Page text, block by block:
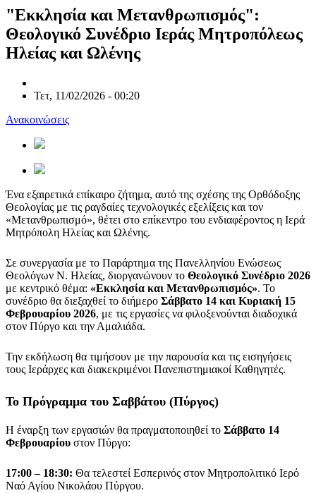
"Εκκλησία και Μετανθρωπισμός":
Θεολογικό Συνέδριο Ιεράς Μητροπόλεως
Ηλείας και Ωλένης
Τετ, 11/02/2026 - 00:20
Ανακοινώσεις
Ένα εξαιρετικά επίκαιρο ζήτημα, αυτό της σχέσης της Ορθόδοξης
Θεολογίας με τις ραγδαίες τεχνολογικές εξελίξεις και τον
«Μετανθρωπισμό», θέτει στο επίκεντρο του ενδιαφέροντος η Ιερά
Μητρόπολη Ηλείας και Ωλένης.
Σε συνεργασία με το Παράρτημα της Πανελληνίου Ενώσεως
Θεολόγων Ν. Ηλείας, διοργανώνουν το Θεολογικό Συνέδριο 2026
με κεντρικό θέμα: «Εκκλησία και Μετανθρωπισμός». Το
συνέδριο θα διεξαχθεί το διήμερο Σάββατο 14 και Κυριακή 15
Φεβρουαρίου 2026, με τις εργασίες να φιλοξενούνται διαδοχικά
στον Πύργο και την Αμαλιάδα.
Την εκδήλωση θα τιμήσουν με την παρουσία και τις εισηγήσεις
τους Ιεράρχες και διακεκριμένοι Πανεπιστημιακοί Καθηγητές.
Το Πρόγραμμα του Σαββάτου (Πύργος)
Η έναρξη των εργασιών θα πραγματοποιηθεί το Σάββατο 14
Φεβρουαρίου στον Πύργο:
17:00 – 18:30: Θα τελεστεί Εσπερινός στον Μητροπολιτικό Ιερό
Ναό Αγίου Νικολάου Πύργου.